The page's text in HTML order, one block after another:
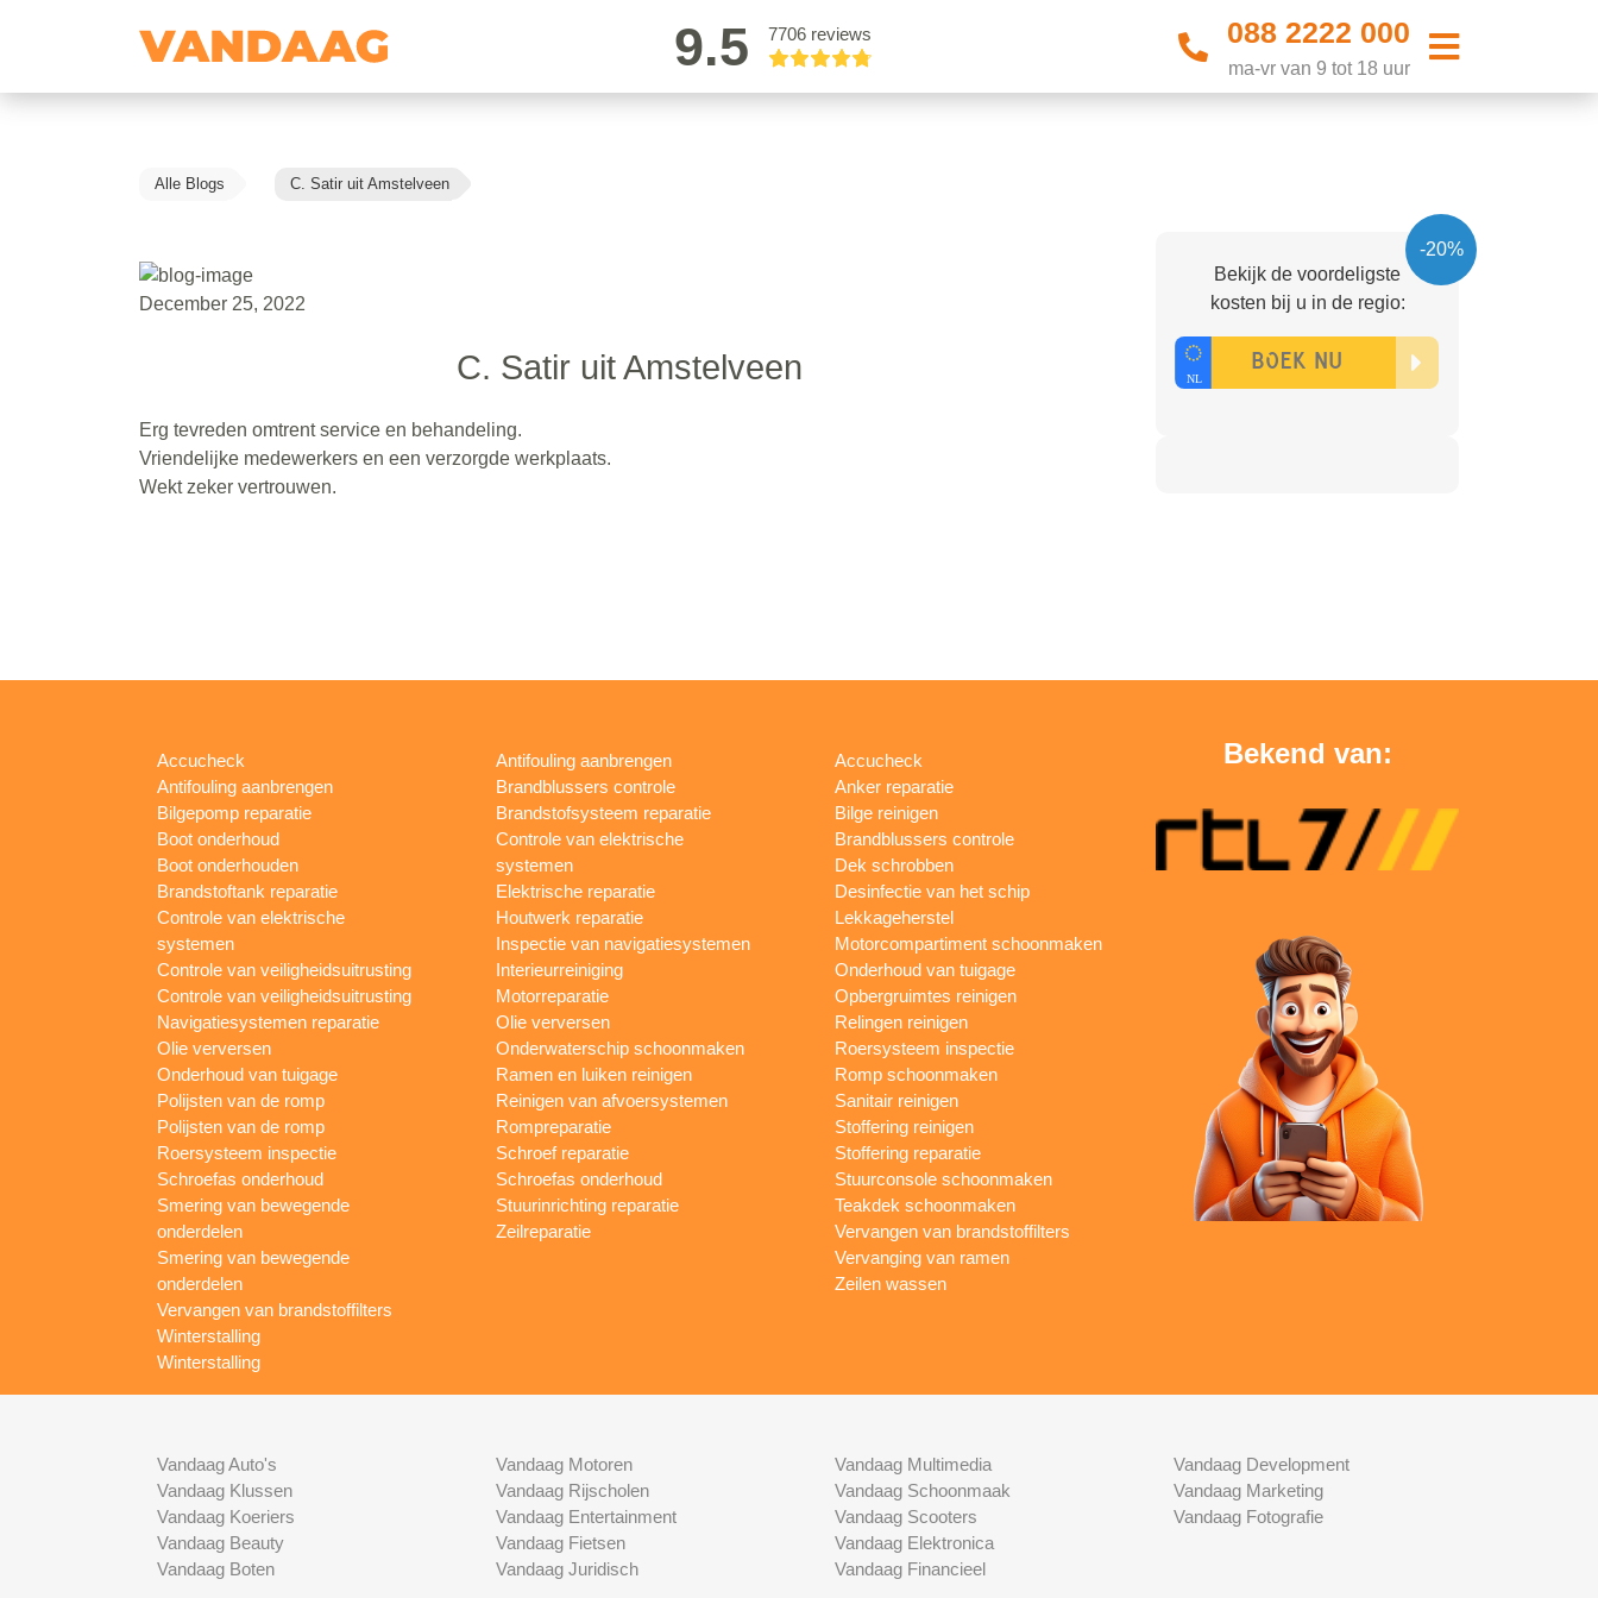
9.5 7706 reviews 088 2222 000
ma-vr van 9 tot 18 uur
Alle Blogs C. Satir uit Amstelveen
December 25, 2022
C. Satir uit Amstelveen
Erg tevreden omtrent service en behandeling.
Vriendelijke medewerkers en een verzorgde werkplaats.
Wekt zeker vertrouwen.
-20%
Bekijk de voordeligste
kosten bij u in de regio:
Accucheck
Antifouling aanbrengen
Bilgepomp reparatie
Boot onderhoud
Boot onderhouden
Brandstoftank reparatie
Controle van elektrische
systemen
Controle van veiligheidsuitrusting
Controle van veiligheidsuitrusting
Navigatiesystemen reparatie
Olie verversen
Onderhoud van tuigage
Polijsten van de romp
Polijsten van de romp
Roersysteem inspectie
Schroefas onderhoud
Smering van bewegende
onderdelen
Smering van bewegende
onderdelen
Vervangen van brandstoffilters
Winterstalling
Winterstalling
Antifouling aanbrengen
Brandblussers controle
Brandstofsysteem reparatie
Controle van elektrische
systemen
Elektrische reparatie
Houtwerk reparatie
Inspectie van navigatiesystemen
Interieurreiniging
Motorreparatie
Olie verversen
Onderwaterschip schoonmaken
Ramen en luiken reinigen
Reinigen van afvoersystemen
Rompreparatie
Schroef reparatie
Schroefas onderhoud
Stuurinrichting reparatie
Zeilreparatie
Accucheck
Anker reparatie
Bilge reinigen
Brandblussers controle
Dek schrobben
Desinfectie van het schip
Lekkageherstel
Motorcompartiment schoonmaken
Onderhoud van tuigage
Opbergruimtes reinigen
Relingen reinigen
Roersysteem inspectie
Romp schoonmaken
Sanitair reinigen
Stoffering reinigen
Stoffering reparatie
Stuurconsole schoonmaken
Teakdek schoonmaken
Vervangen van brandstoffilters
Vervanging van ramen
Zeilen wassen
Bekend van:
Vandaag Auto's
Vandaag Klussen
Vandaag Koeriers
Vandaag Beauty
Vandaag Boten
Vandaag Motoren
Vandaag Rijscholen
Vandaag Entertainment
Vandaag Fietsen
Vandaag Juridisch
Vandaag Multimedia
Vandaag Schoonmaak
Vandaag Scooters
Vandaag Elektronica
Vandaag Financieel
Vandaag Development
Vandaag Marketing
Vandaag Fotografie